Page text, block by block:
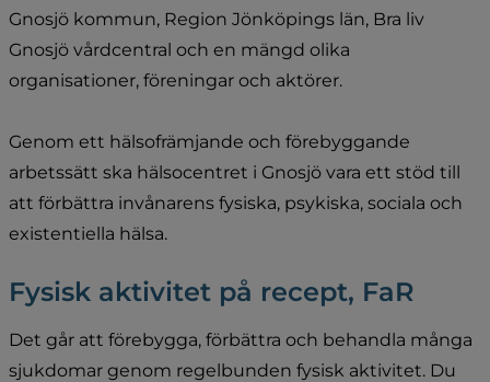
Gnosjö kommun, Region Jönköpings län, Bra liv
Gnosjö vårdcentral och en mängd olika
organisationer, föreningar och aktörer.
Genom ett hälsofrämjande och förebyggande
arbetssätt ska hälsocentret i Gnosjö vara ett stöd till
att förbättra invånarens fysiska, psykiska, sociala och
existentiella hälsa.
Fysisk aktivitet på recept, FaR
Det går att förebygga, förbättra och behandla många
sjukdomar genom regelbunden fysisk aktivitet. Du